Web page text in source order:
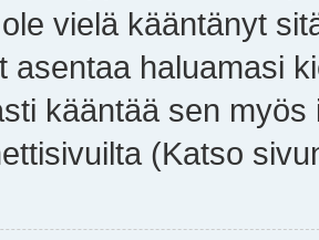
vielä kääntänyt
asentaa haluamasi
kääntää sen
(Katso